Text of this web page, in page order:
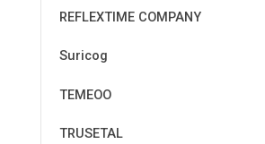
REFLEXTIME COMPANY
Suricog
TEMEOO
TRUSETAL